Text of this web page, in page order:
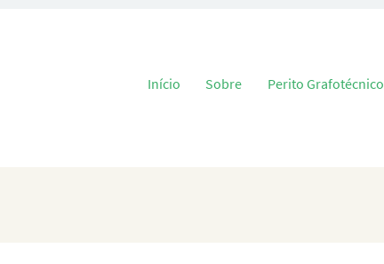
Pular para o conteúdo
Início Sobre Perito Grafotécnico